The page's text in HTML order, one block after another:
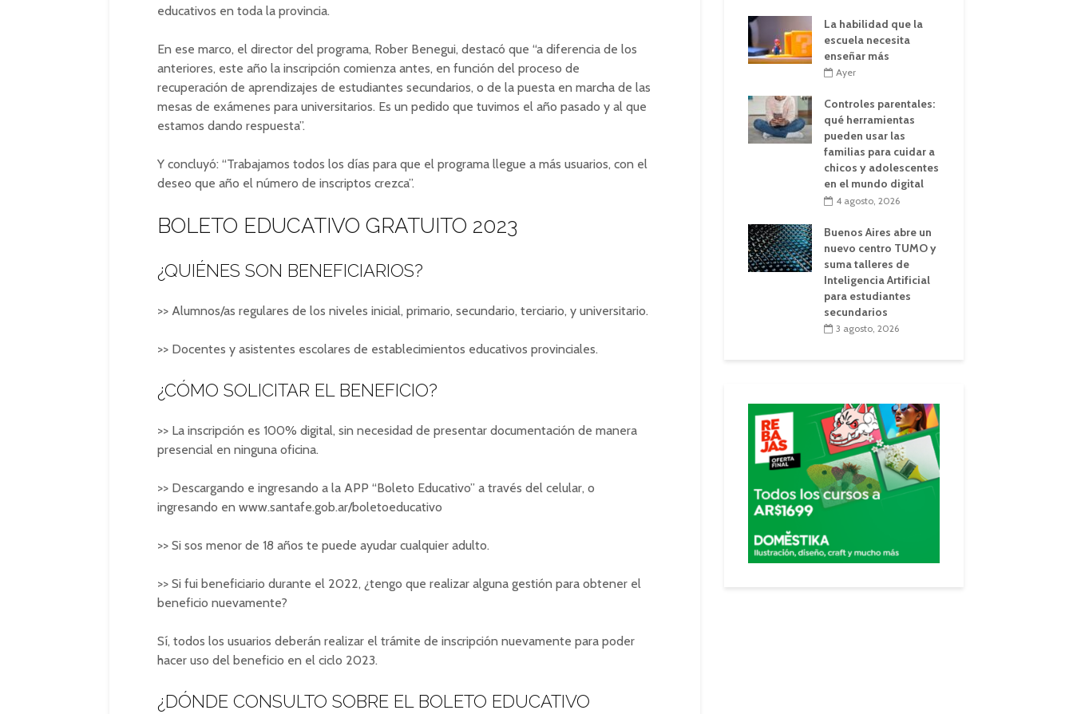
educativos en toda la provincia.
En ese marco, el director del programa, Rober Benegui, destacó que “a diferencia de los
anteriores, este año la inscripción comienza antes, en función del proceso de
recuperación de aprendizajes de estudiantes secundarios, o de la puesta en marcha de las
mesas de exámenes para universitarios. Es un pedido que tuvimos el año pasado y al que
estamos dando respuesta”.
Y concluyó: “Trabajamos todos los días para que el programa llegue a más usuarios, con el
deseo que año el número de inscriptos crezca”.
BOLETO EDUCATIVO GRATUITO 2023
¿QUIÉNES SON BENEFICIARIOS?
>> Alumnos/as regulares de los niveles inicial, primario, secundario, terciario, y universitario.
>> Docentes y asistentes escolares de establecimientos educativos provinciales.
¿CÓMO SOLICITAR EL BENEFICIO?
>> La inscripción es 100% digital, sin necesidad de presentar documentación de manera
presencial en ninguna oficina.
>> Descargando e ingresando a la APP “Boleto Educativo” a través del celular, o
ingresando en www.santafe.gob.ar/boletoeducativo
>> Si sos menor de 18 años te puede ayudar cualquier adulto.
>> Si fui beneficiario durante el 2022, ¿tengo que realizar alguna gestión para obtener el
beneficio nuevamente?
Sí, todos los usuarios deberán realizar el trámite de inscripción nuevamente para poder
hacer uso del beneficio en el ciclo 2023.
¿DÓNDE CONSULTO SOBRE EL BOLETO EDUCATIVO
La habilidad que la
escuela necesita
enseñar más
Ayer
Controles parentales:
qué herramientas
pueden usar las
familias para cuidar a
chicos y adolescentes
en el mundo digital
4 agosto, 2026
Buenos Aires abre un
nuevo centro TUMO y
suma talleres de
Inteligencia Artificial
para estudiantes
secundarios
3 agosto, 2026